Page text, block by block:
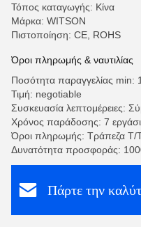
Τόπος καταγωγής: Κίνα
Μάρκα: WITSON
Πιστοποίηση: CE, ROHS
Όροι πληρωμής & ναυτιλίας
Ποσότητα παραγγελίας min:
Τιμή: negotiable
Συσκευασία λεπτομέρειες:
Χρόνος παράδοσης: 7
Όροι πληρωμής: Τράπεζα T/
Δυνατότητα προσφοράς:
Πάρτε την